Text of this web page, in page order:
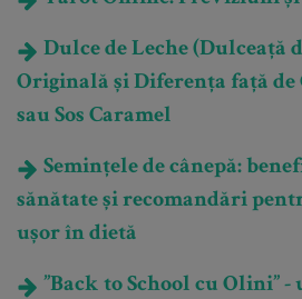
Dulce de Leche (Dulceață
Originală și Diferența față de
sau Sos Caramel
Semințele de cânepă:
sănătate și recomandări
ușor în dietă
”Back to School cu Olini”